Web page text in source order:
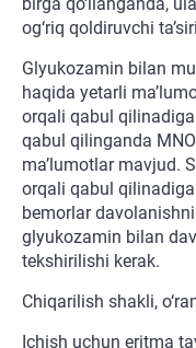
og‘riq qoldiruvchi
Glyukozamin bilan
haqida yetarli
orqali qabul
qabul qilinganda
ma’lumotlar mavjud.
orqali qabul
bemorlar
glyukozamin bilan
tekshirilishi kerak.
Chiqarilish shakli,
Ichish uchun eritma